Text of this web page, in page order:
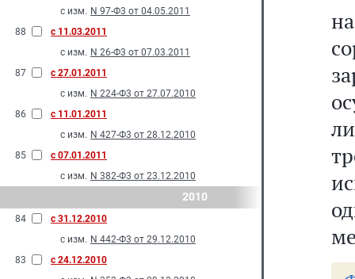
с изм. N 97-Ф3 от 04.05.2011
88
с 11.03.2011
с изм. N 26-Ф3 от 07.03.2011
87
с 27.01.2011
с изм. N 224-Ф3 от 27.07.2010
86
с 11.01.2011
с изм. N 427-Ф3 от 28.12.2010
85
с 07.01.2011
с изм. N 382-Ф3 от 23.12.2010
2010
84
с 31.12.2010
с изм. N 442-Ф3 от 29.12.2010
83
с 24.12.2010